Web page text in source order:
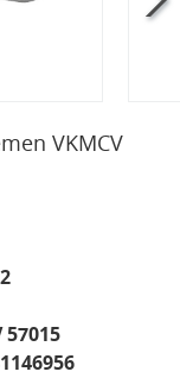
VKMCV
57015